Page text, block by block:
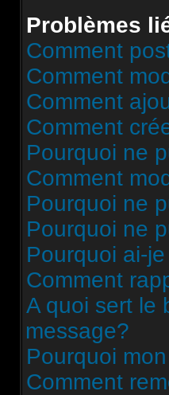
Problèmes
Comment
Comment
Comment
Comment
Pourquoi ne
Comment
Pourquoi ne
Pourquoi ne
Pourquoi ai-
Comment
A quoi sert le
message?
Pourquoi
Comment